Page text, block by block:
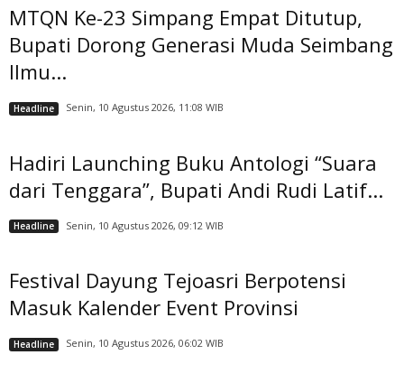
MTQN Ke-23 Simpang Empat Ditutup,
Bupati Dorong Generasi Muda Seimbang
Ilmu...
Headline Senin, 10 Agustus 2026, 11:08 WIB
Hadiri Launching Buku Antologi “Suara
dari Tenggara”, Bupati Andi Rudi Latif...
Headline Senin, 10 Agustus 2026, 09:12 WIB
Festival Dayung Tejoasri Berpotensi
Masuk Kalender Event Provinsi
Headline Senin, 10 Agustus 2026, 06:02 WIB